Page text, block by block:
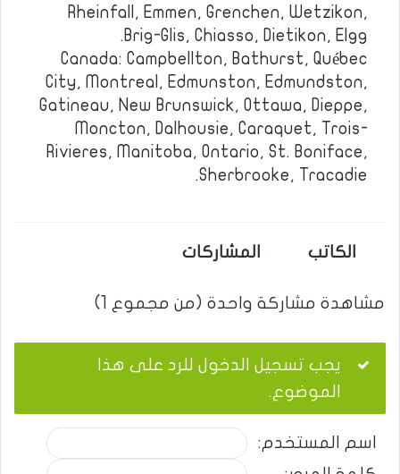
Rheinfall, Emmen, Grenchen, Wetzikon,
Brig-Glis, Chiasso, Dietikon, Elgg.
Canada: Campbellton, Bathurst, Québec
City, Montreal, Edmunston, Edmundston,
Gatineau, New Brunswick, Ottawa, Dieppe,
Moncton, Dalhousie, Caraquet, Trois-
Rivieres, Manitoba, Ontario, St. Boniface,
Sherbrooke, Tracadie.
الكاتب المشاركات
مشاهدة مشاركة واحدة (من مجموع 1)
يجب تسجيل الدخول للرد على هذا
الموضوع.
اسم المستخدم: